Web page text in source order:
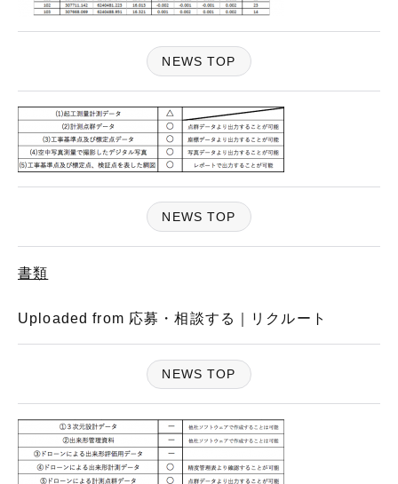
NEWS TOP
NEWS TOP
書類
Uploaded from 応募・相談する｜リクルート
NEWS TOP